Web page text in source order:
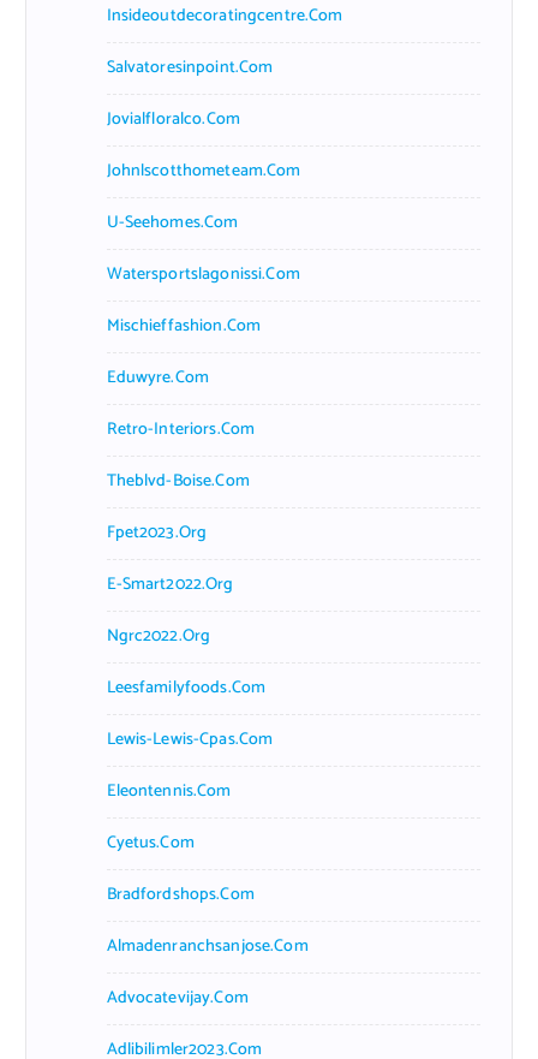
Insideoutdecoratingcentre.com
Salvatoresinpoint.com
Jovialfloralco.com
Johnlscotthometeam.com
U-Seehomes.com
Watersportslagonissi.com
Mischieffashion.com
Eduwyre.com
Retro-Interiors.com
Theblvd-Boise.com
Fpet2023.org
E-Smart2022.org
Ngrc2022.org
Leesfamilyfoods.com
Lewis-Lewis-Cpas.com
Eleontennis.com
Cyetus.com
Bradfordshops.com
Almadenranchsanjose.com
Advocatevijay.com
Adlibilimler2023.com